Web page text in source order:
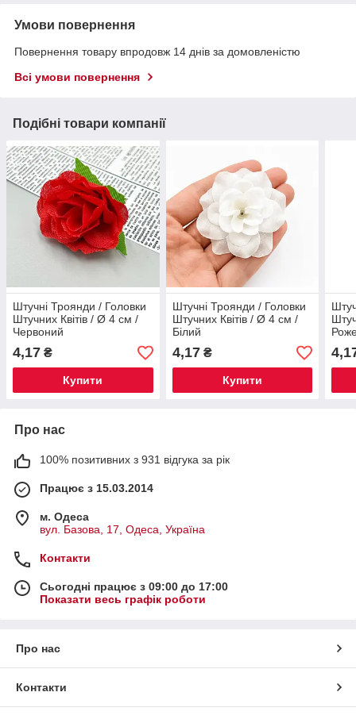
Умови повернення
Повернення товару впродовж 14 днів за домовленістю
Всі умови повернення
Подібні товари компанії
Штучні Троянди / Головки
Штучних Квітів / Ø 4 см /
Червоний
4,17 ₴
Купити
Штучні Троянди / Головки
Штучних Квітів / Ø 4 см /
Білий
4,17₴
Купити
Про нас
100% позитивних з 931 відгука за рік
Працює з 15.03.2014
м. Одеса
вул. Базова, 17, Одеса, Україна
Контакти
Сьогодні працює з 09:00 до 17:00
Показати весь графік роботи
Про нас
Контакти